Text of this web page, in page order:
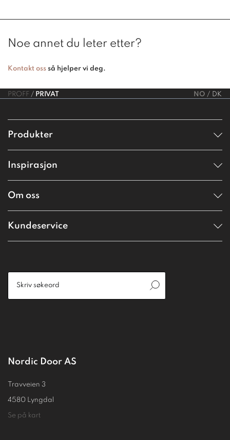
Noe annet du leter etter?
Kontakt oss så hjelper vi deg.
PROFF PRIVAT NO DK
Produkter
Inspirasjon
Om oss
Kundeservice
Nordic Door AS
Travveien 3
4580 Lyngdal
Se på kart